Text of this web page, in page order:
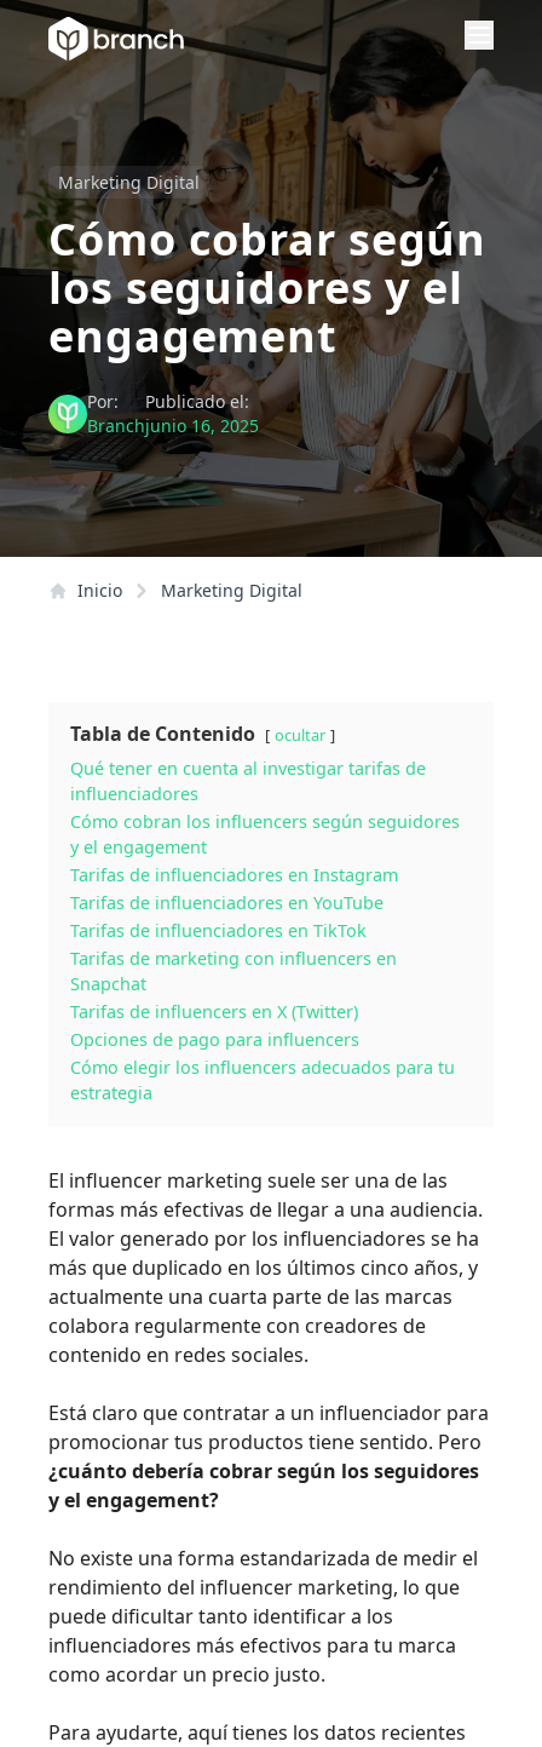
Marketing Digital
Cómo cobrar según
los seguidores y el
engagement
Por:
Branch
Publicado el:
junio 16, 2025
Inicio Marketing Digital
Tabla de Contenido ocultar
Qué tener en cuenta al investigar tarifas de
influenciadores
Cómo cobran los influencers según seguidores
y el engagement
Tarifas de influenciadores en Instagram
Tarifas de influenciadores en YouTube
Tarifas de influenciadores en TikTok
Tarifas de marketing con influencers en
Snapchat
Tarifas de influencers en X (Twitter)
Opciones de pago para influencers
Cómo elegir los influencers adecuados para tu
estrategia
El influencer marketing suele ser una de las
formas más efectivas de llegar a una audiencia.
El valor generado por los influenciadores se ha
más que duplicado en los últimos cinco años, y
actualmente una cuarta parte de las marcas
colabora regularmente con creadores de
contenido en redes sociales.
Está claro que contratar a un influenciador para
promocionar tus productos tiene sentido. Pero
¿cuánto debería cobrar según los seguidores
y el engagement?
No existe una forma estandarizada de medir el
rendimiento del influencer marketing, lo que
puede dificultar tanto identificar a los
influenciadores más efectivos para tu marca
como acordar un precio justo.
Para ayudarte, aquí tienes los datos recientes